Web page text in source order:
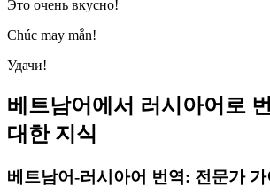
Это очень вкусно!
Chúc may mắn!
Удачи!
베트남어에서 러시아어로
대한 지식
베트남어-러시아어 번역: 전문가